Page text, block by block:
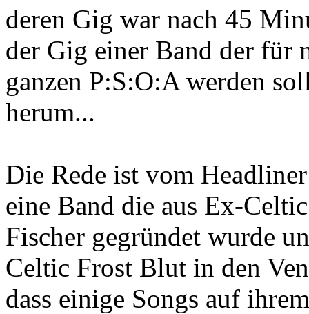
deren Gig war nach 45
der Gig einer Band der für
ganzen P:S:O:A werden
herum...
Die Rede ist vom
eine Band die aus Ex-
Fischer gegründet wurde
Celtic Frost Blut in den
dass einige Songs auf